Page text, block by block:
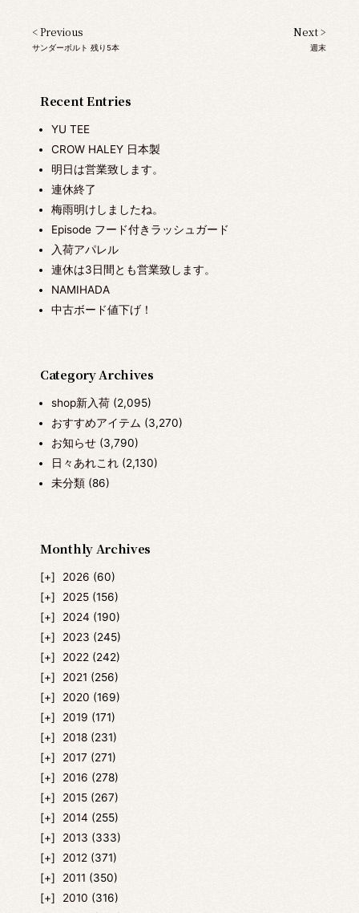
Recent Entries
YU TEE
CROW HALEY 日本製
明日は営業致します。
連休終了
梅雨明けしましたね。
Episode フード付きラッシュガード
入荷アパレル
連休は3日間とも営業致します。
NAMIHADA
中古ボード値下げ！
Category Archives
shop新入荷(2,095)
おすすめアイテム (3,270)
お知らせ(3,790)
日々あれこれ(2,130)
未分類(86)
Monthly Archives
2026 (60)
2025 (156)
2024 (190)
2023 (245)
2022 (242)
2021 (256)
2020 (169)
2019 (171)
2018 (231)
2017 (271)
2016 (278)
2015 (267)
2014 (255)
2013 (333)
2012 (371)
2011 (350)
2010 (316)
< Previous
サンダーボルト 残り5本
Next >
週末